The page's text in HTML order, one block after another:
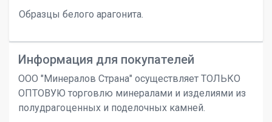
Образцы белого арагонита.
Информация для покупателей
ООО "Минералов Страна" осуществляет ТОЛЬКО
ОПТОВУЮ торговлю минералами и изделиями из
полудрагоценных и поделочных камней.